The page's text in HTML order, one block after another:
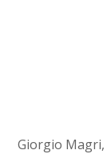
Giorgio Magri,